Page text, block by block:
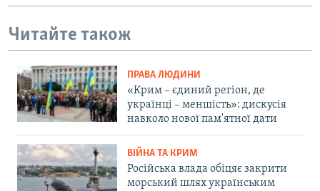
Читайте також
ПРАВА ЛЮДИНИ
«Крим – єдиний регіон, де
українці – меншість»: дискусія
навколо нової пам'ятної дати
ВІЙНА ТА КРИМ
Російська влада обіцяє закрити
морський шлях українським